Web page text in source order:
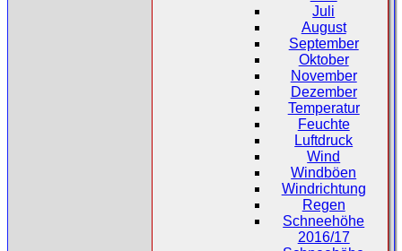
Juli
August
September
Oktober
November
Dezember
Temperatur
Feuchte
Luftdruck
Wind
Windböen
Windrichtung
Regen
Schneehöhe
2016/17